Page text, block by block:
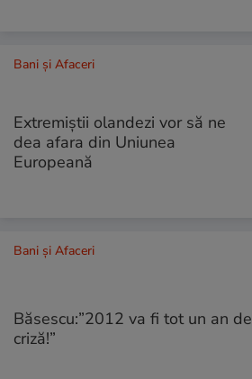
Bani și Afaceri
Extremiştii olandezi vor să ne
dea afara din Uniunea
Europeană
Bani și Afaceri
Băsescu:”2012 va fi tot un an de
criză!”